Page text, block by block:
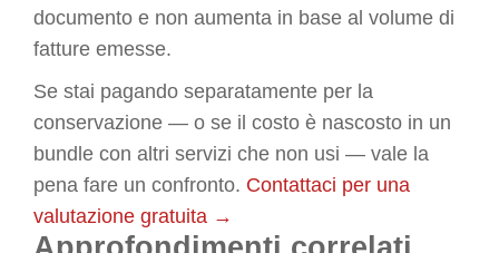
documento e non aumenta in base al volume di
fatture emesse.
Se stai pagando separatamente per la
conservazione — o se il costo è nascosto in un
bundle con altri servizi che non usi — vale la
pena fare un confronto. Contattaci per una
valutazione gratuita →